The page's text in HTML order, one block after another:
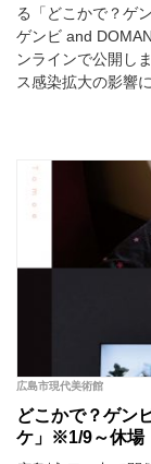
る「どこかで？ゲ
ゲンビ and
ンラインで公開し
ス感染拡大の影響
広島市現代美術館
どこかで？ゲン
ケ」※1/9～休場